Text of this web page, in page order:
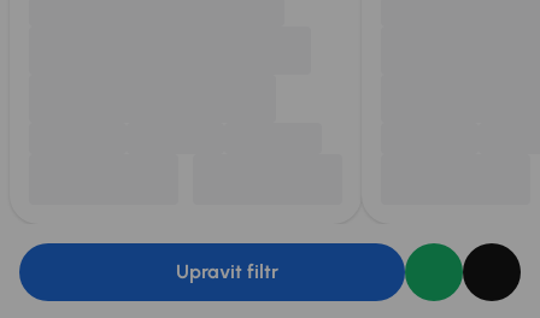
Upravit filtr